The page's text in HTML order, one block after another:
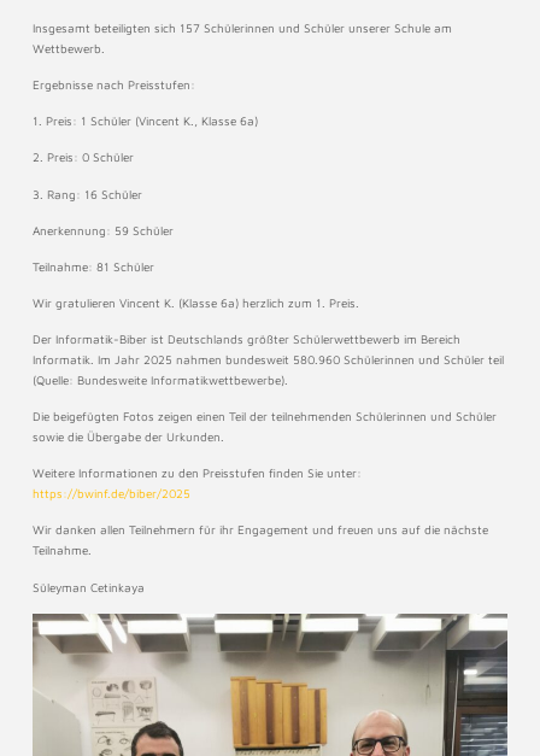
Insgesamt beteiligten sich 157 Schülerinnen und Schüler unserer Schule am
Wettbewerb.
Ergebnisse nach Preisstufen:
1. Preis: 1 Schüler (Vincent K., Klasse 6a)
2. Preis: 0 Schüler
3. Rang: 16 Schüler
Anerkennung: 59 Schüler
Teilnahme: 81 Schüler
Wir gratulieren Vincent K. (Klasse 6a) herzlich zum 1. Preis.
Der Informatik-Biber ist Deutschlands größter Schülerwettbewerb im Bereich
Informatik. Im Jahr 2025 nahmen bundesweit 580.960 Schülerinnen und Schüler teil
(Quelle: Bundesweite Informatikwettbewerbe).
Die beigefügten Fotos zeigen einen Teil der teilnehmenden Schülerinnen und Schüler
sowie die Übergabe der Urkunden.
Weitere Informationen zu den Preisstufen finden Sie unter:
https://bwinf.de/biber/2025
Wir danken allen Teilnehmern für ihr Engagement und freuen uns auf die nächste
Teilnahme.
Süleyman Cetinkaya